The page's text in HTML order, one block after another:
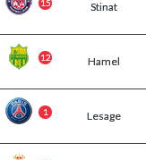
15 Stinat
12 Hamel
1 Lesage